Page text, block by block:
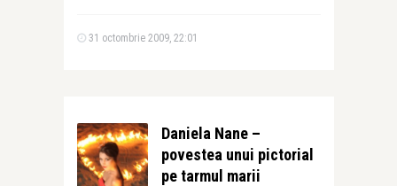
31 octombrie 2009, 22:01
Daniela Nane –
povestea unui pictorial
pe tarmul marii